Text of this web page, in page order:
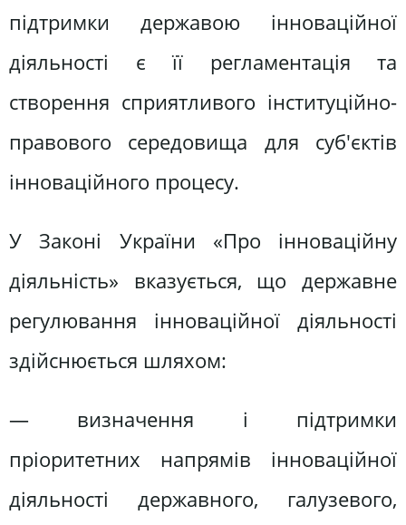
підтримки державою інноваційної
діяльності є її регламентація та
створення сприятливого інституційно-
правового середовища для суб'єктів
інноваційного процесу.
У Законі України «Про інноваційну
діяльність» вказується, що державне
регулювання інноваційної діяльності
здійснюється шляхом:
— визначення і підтримки
пріоритетних напрямів інноваційної
діяльності державного, галузевого,